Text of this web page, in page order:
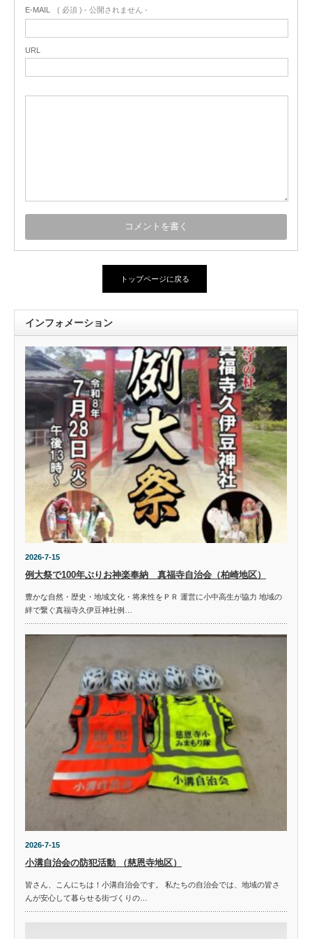
E-MAIL ( 必須 ) - 公開されません -
URL
トップページに戻る
インフォメーション
2026-7-15
例大祭で100年ぶりお神楽奉納 真福寺自治会（柏崎地区）
豊かな自然・歴史・地域文化・将来性をＰＲ 運営に小中高生が協力 地域の
絆で繋ぐ真福寺久伊豆神社例…
2026-7-15
小溝自治会の防犯活動 （慈恩寺地区）
皆さん、こんにちは！小溝自治会です。 私たちの自治会では、地域の皆さ
んが安心して暮らせる街づくりの…